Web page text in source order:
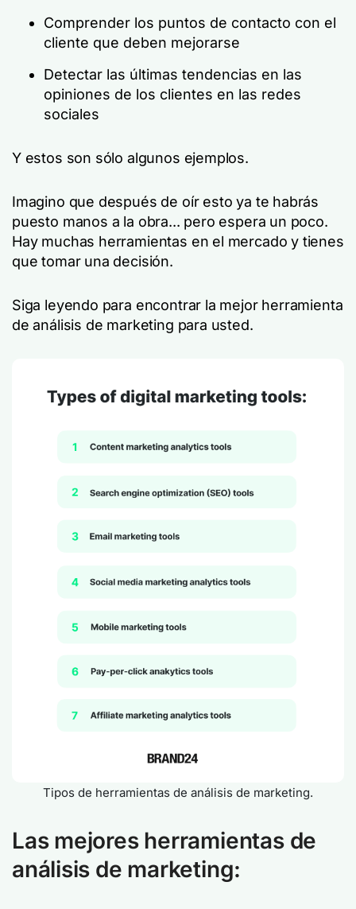
Comprender los puntos de contacto con el
cliente que deben mejorarse
Detectar las últimas tendencias en las
opiniones de los clientes en las redes
sociales
Y estos son sólo algunos ejemplos.
Imagino que después de oír esto ya te habrás
puesto manos a la obra... pero espera un poco.
Hay muchas herramientas en el mercado y tienes
que tomar una decisión.
Siga leyendo para encontrar la mejor herramienta
de análisis de marketing para usted.
Tipos de herramientas de análisis de marketing.
Las mejores herramientas de
análisis de marketing: